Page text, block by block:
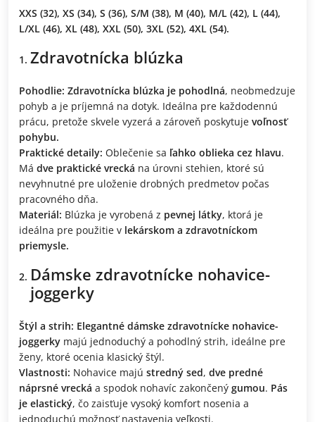
XXS (32), XS (34), S (36), S/M (38), M (40), M/L (42), L (44),
L/XL (46), XL (48), XXL (50), 3XL (52), 4XL (54).
Zdravotnícka blúzka
Pohodlie: Zdravotnícka blúzka je pohodlná, neobmedzuje
pohyb a je príjemná na dotyk. Ideálna pre každodennú
prácu, pretože skvele vyzerá a zároveň poskytuje voľnosť
pohybu.
Praktické detaily: Oblečenie sa ľahko oblieka cez hlavu.
Má dve praktické vrecká na úrovni stehien, ktoré sú
nevyhnutné pre uloženie drobných predmetov počas
pracovného dňa.
Materiál: Blúzka je vyrobená z pevnej látky, ktorá je
ideálna pre použitie v lekárskom a zdravotníckom
priemysle.
Dámske zdravotnícke nohavice-
joggerky
Štýl a strih: Elegantné dámske zdravotnícke nohavice-
joggerky majú jednoduchý a pohodlný strih, ideálne pre
ženy, ktoré ocenia klasický štýl.
Vlastnosti: Nohavice majú stredný sed, dve predné
náprsné vrecká a spodok nohavíc zakončený gumou. Pás
je elastický, čo zaisťuje vysoký komfort nosenia a
jednoduchú možnosť nastavenia veľkosti.